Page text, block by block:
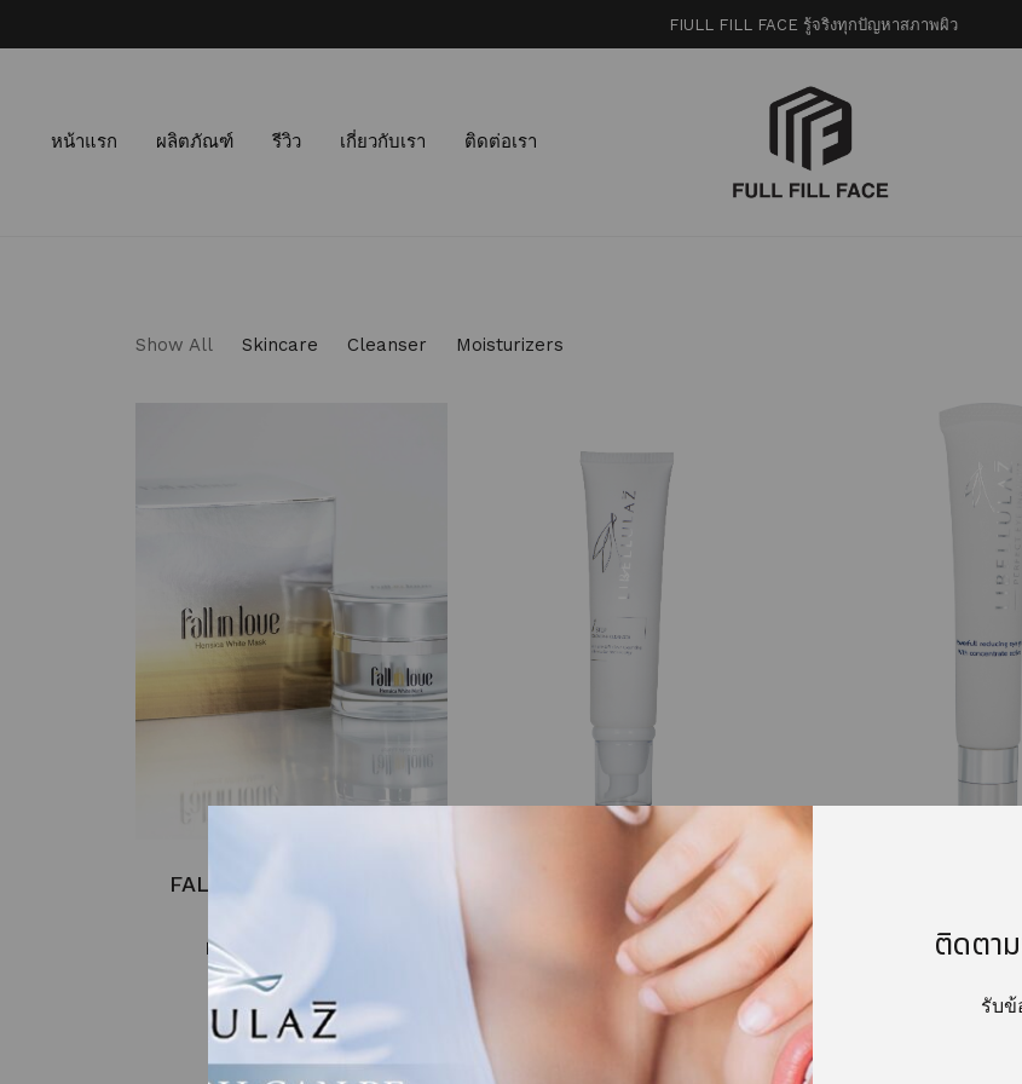
FIULL FILL FACE รู้จริงทุกปัญหาสภาพผิว
หน้าแรก ผลิตภัณฑ์ รีวิว เกี่ยวกับเรา ติดต่อเรา
Show All Skincare Cleanser Moisturizers
FALL IN LOVE Hensica
฿370.00
LIBELLULAZ 1 Step Remover
& Cleanser
280.00 495.00 ติดตา
รับข้